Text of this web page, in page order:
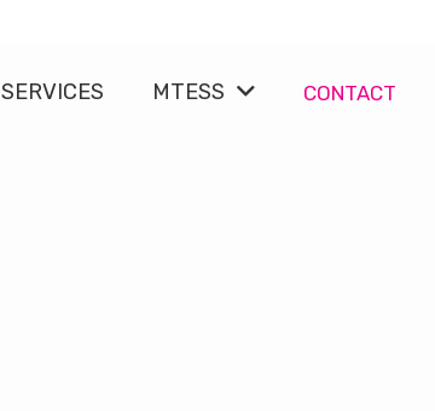
SERVICES MTESS CONTACT